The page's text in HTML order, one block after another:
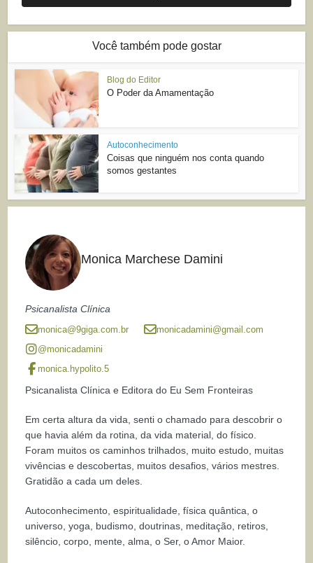
Você também pode gostar
Blog do Editor
O Poder da Amamentação
Autoconhecimento
Coisas que ninguém nos conta quando
somos gestantes
Monica Marchese Damini
Psicanalista Clínica
monica@9giga.com.br
monicadamini@gmail.com
@monicadamini
monica.hypolito.5
Psicanalista Clínica e Editora do Eu Sem Fronteiras
Em certa altura da vida, senti o chamado para descobrir o
que havia além da rotina, da vida material, do físico.
Foram muitos os caminhos trilhados, muito estudo, muitas
vivências e descobertas, muitos desafios, vários mestres.
Gratidão a cada um deles.
Autoconhecimento, espiritualidade, física quântica, o
universo, yoga, budismo, doutrinas, meditação, retiros,
silêncio, corpo, mente, alma, o Ser, o Amor Maior.